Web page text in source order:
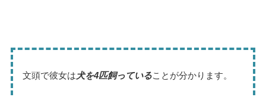
文頭で彼女は犬を4匹飼っていることが分かります。